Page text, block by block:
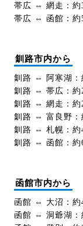
帯広 ⇔ 網走：約
帯広 ⇔ 函館：約
釧路市内から
釧路 ⇔ 阿寒湖：
釧路 ⇔ 帯広：約
釧路 ⇔ 網走：約
釧路 ⇔ 富良野：
釧路 ⇔ 札幌：約
釧路 ⇔ 函館：約
函館市内から
函館 ⇔ 大沼：約
函館 ⇔ 洞爺湖：